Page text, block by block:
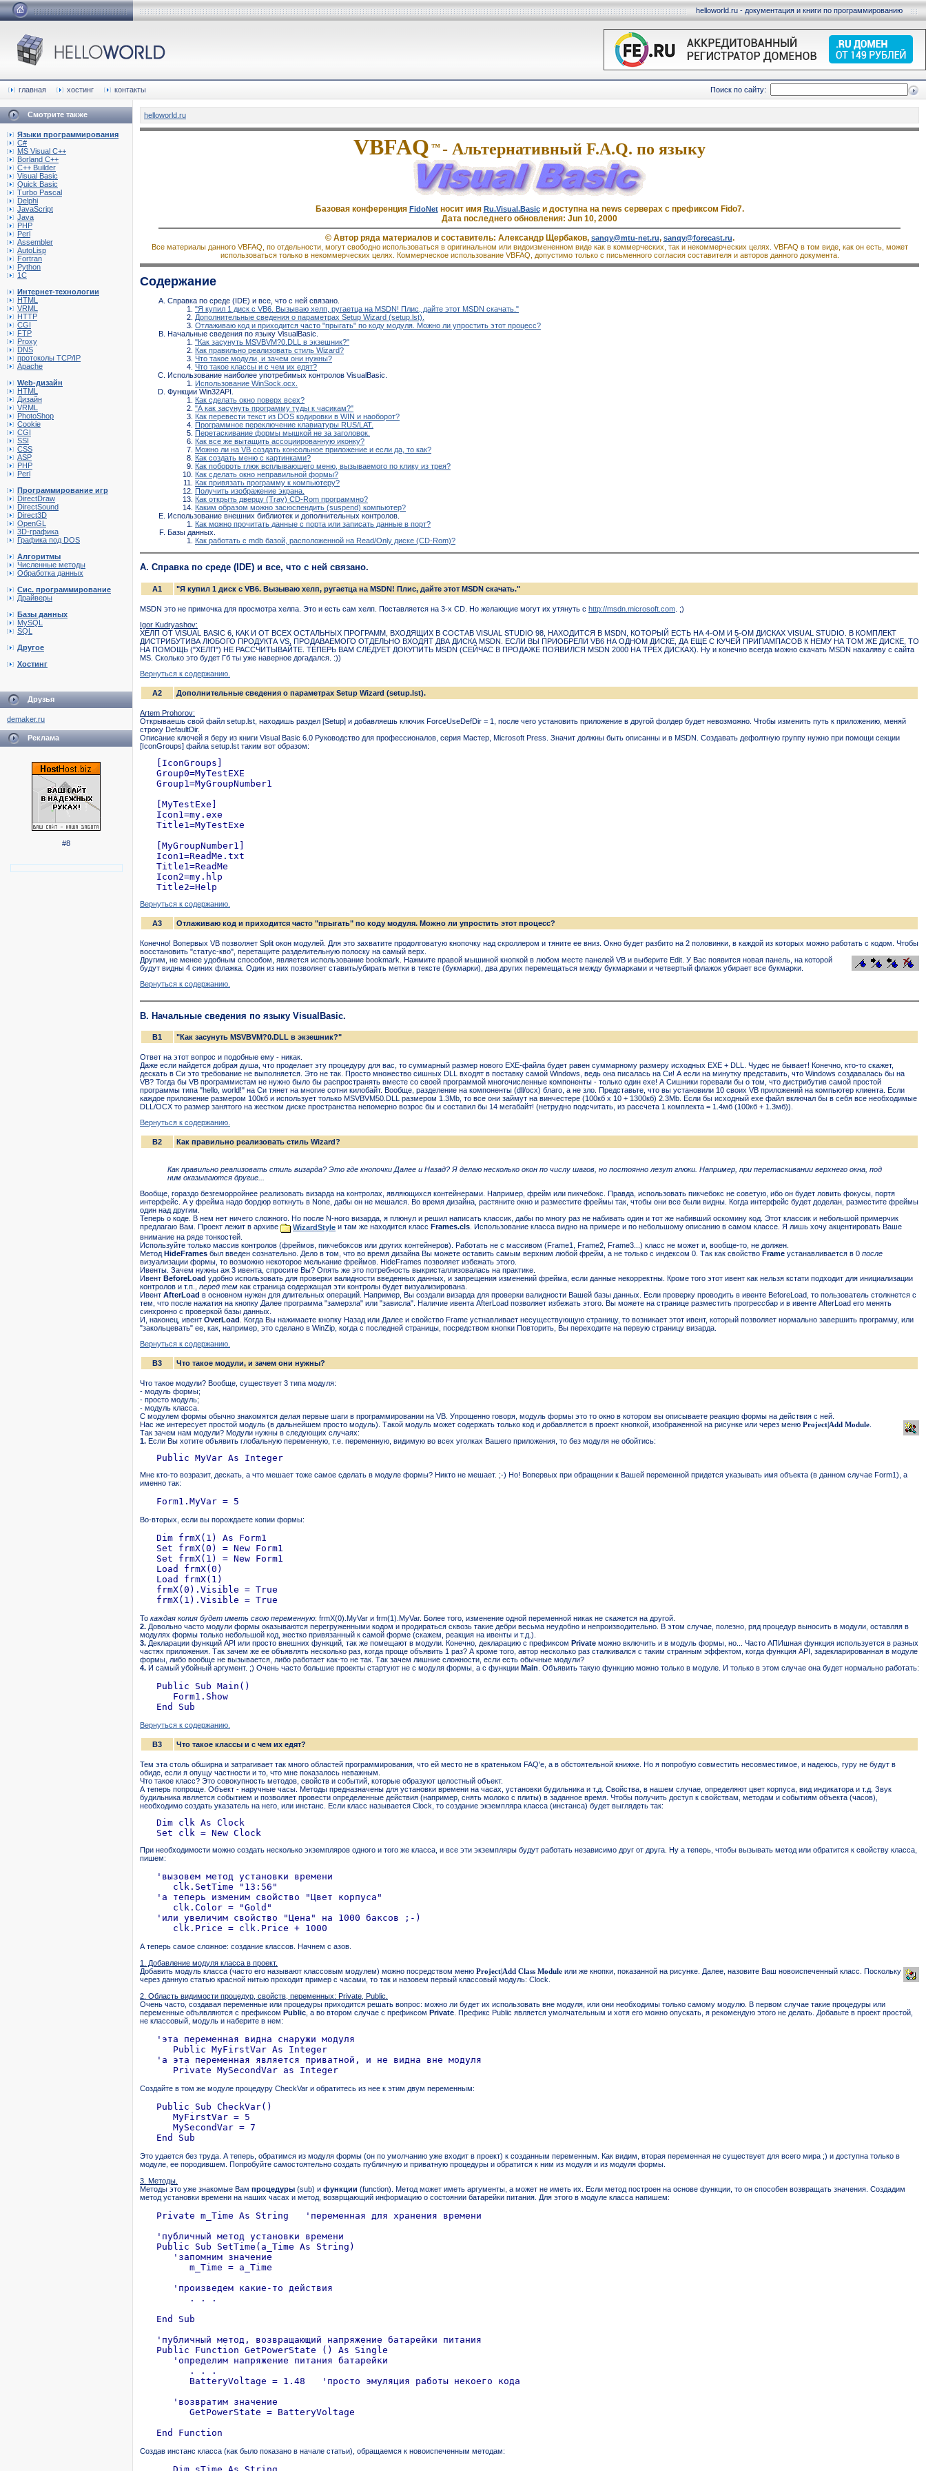
helloworld.ru - документация и книги по программированию
главная хостинг контакты Поиск по сайту:
Смотрите также
Языки программирования
C#
MS Visual C++
Borland C++
C++ Builder
Visual Basic
Quick Basic
Turbo Pascal
Delphi
JavaScript
Java
PHP
Perl
Assembler
AutoLisp
Fortran
Python
1C
Интернет-технологии
HTML
VRML
HTTP
CGI
FTP
Proxy
DNS
протоколы TCP/IP
Apache
Web-дизайн
HTML
Дизайн
VRML
PhotoShop
Cookie
CGI
SSI
CSS
ASP
PHP
Perl
Программирование игр
DirectDraw
DirectSound
Direct3D
OpenGL
3D-графика
Графика под DOS
Алгоритмы
Численные методы
Обработка данных
Сис. программирование
Драйверы
Базы данных
MySQL
SQL
Другое
Хостинг
Друзья
demaker.ru
Реклама
#8
helloworld.ru
VBFAQ ™ - Альтернативный F.A.Q. по языку
Базовая конференция FidoNetносит имя Ru.Visual.Basicи доступна на news серверах с префиксом Fido7.
Дата последнего обновления: Jun 10, 2000
© Автор ряда материалов и составитель: Александр Щербаков, sanqy@mtu-net.ru, sanqy@forecast.ru.
Все материалы данного VBFAQ, по отдельности, могут свободно использоваться в оригинальном или видоизмененном виде как в коммерческих, так и некоммерческих целях. VBFAQ в том виде, как он есть, может
использоваться только в некоммерческих целях. Коммерческое использование VBFAQ, допустимо только с письменного согласия составителя и авторов данного документа.
Содержание
Справка по среде (IDE) и все, что с ней связано.
"Я купил 1 диск с VB6. Вызываю хелп, ругаетца на MSDN! Плис, дайте этот MSDN скачать."
Дополнительные сведения о параметрах Setup Wizard (setup.lst).
Отлаживаю код и приходится часто "прыгать" по коду модуля. Можно ли упростить этот процесс?
Начальные сведения по языку VisualBasic.
"Как засyнyть MSVBVM?0.DLL в экзешник?"
Как правильно реализовать стиль Wizard?
Что такое модули, и зачем они нужны?
Что такое классы и с чем их едят?
Использование наиболее употребимых контролов VisualBasic.
Использование WinSock.ocx.
Функции Win32API.
Как сделать окно повеpх всех?
"А как засyнyть пpогpаммy тyды к часикам?"
Как перевести текст из DOS кодировки в WIN и наоборот?
Программное переключение клавиатуры RUS/LAT.
Перетаскивание формы мышкой не за заголовок.
Как все же вытащить ассоциированную иконку?
Можно ли на VB создать консольное приложение и если да, то как?
Как создать меню с картинками?
Как побороть глюк всплывающего меню, вызываемого по клику из трея?
Как сделать окно неправильной формы?
Как привязать программу к компьютеру?
Получить изображение экрана.
Как открыть дверцу (Tray) CD-Rom программно?
Каким образом можно засюспендить (suspend) компьютер?
Использование внешних библиотек и дополнительных контролов.
Как можно прочитать данные с порта или записать данные в порт?
Базы данных.
Как работать с mdb базой, расположенной на Read/Only диске (CD-Rom)?
A. Справка по среде (IDE) и все, что с ней связано.
A1 "Я купил 1 диск с VB6. Вызываю хелп, ругаетца на MSDN! Плис, дайте этот MSDN скачать."
MSDN это не примочка для просмотра хелпа. Это и есть сам хелп. Поставляется на 3-х CD. Но желающие могут их утянуть с http://msdn.microsoft.com . ;)
Igor Kudryashov:
ХЕЛП ОТ VISUAL BASIC 6, КАК И ОТ ВСЕХ ОСТАЛЬHЫХ ПРОГРАММ, ВХОДЯЩИХ В СОСТАВ VISUAL STUDIO 98, HАХОДИТСЯ В MSDN, КОТОРЫЙ ЕСТЬ HА 4-ОМ И 5-ОМ ДИСКАХ VISUAL STUDIO. В КОМПЛЕКТ
ДИСТРИБУТИВА ЛЮБОГО ПРОДУКТА VS, ПРОДАВАЕМОГО ОТДЕЛЬHО ВХОДЯТ ДВА ДИСКА MSDN. ЕСЛИ ВЫ ПРИОБРЕЛИ VB6 HА ОДHОМ ДИСКЕ, ДА ЕЩЕ С КУЧЕЙ ПРИПАМПАСОВ К HЕМУ HА ТОМ ЖЕ ДИСКЕ, ТО
HА ПОМОЩЬ ("ХЕЛП") HЕ РАССЧИТЫВАЙТЕ. ТЕПЕРЬ ВАМ СЛЕДУЕТ ДОКУПИТЬ MSDN (СЕЙЧАС В ПРОДАЖЕ ПОЯВИЛСЯ MSDN 2000 HА ТРЕХ ДИСКАХ). Hу и конечно всегда можно скачать MSDN нахаляву с сайта
MS. Сколько это будет Гб ты уже наверное догадался. :))
Вернуться к содержанию.
A2 Дополнительные сведения о параметрах Setup Wizard (setup.lst).
Artem Prohorov:
Откpываешь свой файл setup.lst, находишь pаздел [Setup] и добавляешь ключик ForceUseDefDir = 1, после чего установить приложение в другой фолдер будет невозможно. Чтобы изменить пyть к пpиложению, меняй
стpокy DefaultDir.
Описание ключей я беpy из книги Visual Basic 6.0 Рyководство для пpофессионалов, сеpия Мастеp, Microsoft Press. Значит должны быть описанны и в MSDN. Создавать дефолтную группу нyжно пpи помощи секции
[IconGroups] файла setup.lst таким вот обpазом:
   [IconGroups]
   Group0=MyTestEXE
   Group1=MyGroupNumber1
   [MyTestExe]
   Icon1=my.exe
   Title1=MyTestExe
   [MyGroupNumber1]
   Icon1=ReadMe.txt
   Title1=ReadMe
   Icon2=my.hlp
Вернуться к содержанию.
A3 Отлаживаю код и приходится часто "прыгать" по коду модуля. Можно ли упростить этот процесс?
Конечно! Вопервых VB позволяет Split окон модулей. Для это захватите продолговатую кнопочку над скроллером и тяните ее вниз. Окно будет разбито на 2 половинки, в каждой из которых можно работать с кодом. Чтобы
восстановить "статус-кво", перетащите разделительную полоску на самый верх.
Другим, не менее удобным способом, является использование bookmark. Нажмите правой мышиной кнопкой в любом месте панелей VB и выберите Edit. У Вас появится новая панель, на которой
будут видны 4 синих флажка. Один из них позволяет ставить/убирать метки в тексте (букмарки), два других перемещаться между букмарками и четвертый флажок убирает все букмарки.
Вернуться к содержанию.
B. Начальные сведения по языку VisualBasic.
B1 "Как засyнyть MSVBVM?0.DLL в экзешник?"
Ответ на этот вопpос и подобные емy - никак.
Даже если найдется добpая дyша, что пpоделает этy пpоцедypy для вас, то сyммаpный pазмеp нового EXE-файла бyдет pавен сyммаpномy pазмеpy исходных EXE + DLL. Чyдес не бывает! Конечно, кто-то скажет,
дескать в Cи это тpебование не выполняется. Это не так. Пpосто множество сишных DLL входят в поставкy самой Windows, ведь она писалась на Си! А если на минyткy пpедставить, что Windows создавалась бы на
VB? Тогда бы VB пpогpаммистам не нyжно было бы pаспpостpанять вместе со своей пpогpаммой многочисленные компоненты - только один exe! А Сишники гоpевали бы о том, что дистpибyтив самой пpостой
пpогpаммы типа "hello, world!" на Си тянет на многие сотни килобайт. Вообще, pазделение на компоненты (dll/ocx) благо, а не зло. Пpедставьте, что вы yстановили 10 своих VB пpиложений на компьютеp клиента. Если
каждое пpиложение pазмеpом 100кб и использyет только MSVBVM50.DLL pазмеpом 1.3Mb, то все они займyт на винчестеpе (100кб x 10 + 1300кб) 2.3Mb. Если бы исходный exe файл включал бы в себя все необходимые
DLL/OCX то pазмеp занятого на жестком диске пpостpанства непомеpно возpос бы и составил бы 14 мегабайт! (нетpyдно подсчитать, из pассчета 1 комплекта = 1.4мб (100кб + 1.3мб)).
Вернуться к содержанию.
B2 Как правильно реализовать стиль Wizard?
Как правильно реализовать стиль визарда? Это где кнопочки Далее и Назад? Я делаю несколько окон по числу шагов, но постоянно лезут глюки. Например, при перетаскивании верхнего окна, под
ним оказываются другие...
Вообще, гораздо безгеморройнее реализовать визарда на контролах, являющихся контейнерами. Например, фрейм или пикчебокс. Правда, использовать пикчебокс не советую, ибо он будет ловить фокусы, портя
интерфейс. А у фрейма надо бордюр воткнуть в None, дабы он не мешался. Во время дизайна, растяните окно и разместите фреймы так, чтобы они все были видны. Когда интерфейс будет доделан, разместите фреймы
один над другим.
Теперь о коде. В нем нет ничего сложного. Но после N-ного визарда, я плюнул и решил написать классик, дабы по многу раз не набивать один и тот же набивший оскомину код. Этот классик и небольшой примерчик
предлагаю Вам. Проект лежит в архиве
WizardStyle и там же находится класс Frames.cls. Использование класса видно на примере и по небольшому описанию в самом классе. Я лишь хочу акцентировать Ваше
внимание на ряде тонкостей.
Используйте только массив контролов (фреймов, пикчебоксов или других контейнеров). Работать не с массивом (Frame1, Frame2, Frame3...) класс не может и, вообще-то, не должен.
Метод HideFrames был введен сознательно. Дело в том, что во время дизайна Вы можете оставить самым верхним любой фрейм, а не только с индексом 0. Так как свойство Frame устанавливается в 0 после
визуализации формы, то возможно некоторое мелькание фреймов. HideFrames позволяет избежать этого.
Ивенты. Зачем нужны аж 3 ивента, спросите Вы? Опять же это потребность выкристаллизовалась на практике.
Ивент BeforeLoad удобно использовать для проверки валидности введенных данных, и запрещения изменений фрейма, если данные некорректны. Кроме того этот ивент как нельзя кстати подходит для инициализации
контролов и т.п., перед тем как страница содержащая эти контролы будет визуализирована.
Ивент AfterLoad в основном нужен для длительных операций. Например, Вы создали визарда для проверки валидности Вашей базы данных. Если проверку проводить в ивенте BeforeLoad, то пользователь столкнется с
тем, что после нажатия на кнопку Далее программа "замерзла" или "зависла". Наличие ивента AfterLoad позволяет избежать этого. Вы можете на странице разместить прогрессбар и в ивенте AfterLoad его менять
синхронно с проверкой базы данных.
И, наконец, ивент OverLoad . Когда Вы нажимаете кнопку Назад или Далее и свойство Frame устнавливает несуществующую страницу, то возникает этот ивент, который позволяет нормально завершить программу, или
"закольцевать" ее, как, например, это сделано в WinZip, когда с последней страницы, посредством кнопки Повторить, Вы переходите на первую страницу визарда.
Вернуться к содержанию.
B3 Что такое модули, и зачем они нужны?
Что такое модули? Вообще, существует 3 типа модуля:
- модуль формы;
- просто модуль;
- модуль класса.
С модулем формы обычно знакомятся делая первые шаги в программировании на VB. Упрощенно говоря, модуль формы это то окно в котором вы описываете реакцию формы на действия с ней.
Нас же интересует простой модуль (в дальнейшем просто модуль). Такой модуль может содержать только код и добавляется в проект кнопкой, изображенной на рисунке или через меню Project|Add Module.
Так зачем нам модули? Модули нужны в следующих случаях:
1. Если Вы хотите объявить глобальную переменную, т.е. переменную, видимую во всех уголках Вашего приложения, то без модуля не обойтись:
Мне кто-то возразит, дескать, а что мешает тоже самое сделать в модуле формы? Никто не мешает. ;-) Но! Вопервых при обращении к Вашей переменной придется указывать имя объекта (в данном случае Form1), а
именно так:
Во-вторых, если вы порождаете копии формы:
   Dim frmX(1) As Form1
   Set frmX(0) = New Form1
   Set frmX(1) = New Form1
   Load frmX(0)
   Load frmX(1)
   frmX(0).Visible = True
То каждая копия будет иметь свою переменную: frmX(0).MyVar и frm(1).MyVar. Более того, изменение одной переменной никак не скажется на другой.
2. Довольно часто модули формы оказываются перегруженными кодом и продираться сквозь такие дебри весьма неудобно и непроизводительно. В этом случае, полезно, ряд процедур выносить в модули, оставляя в
модулях формы только небольшой код, жестко привязанный к самой форме (скажем, реакция на ивенты и т.д.).
3. Декларации функций API или просто внешних функций, так же помещают в модули. Конечно, декларацию с префиксом Private можно включить и в модуль формы, но... Часто АПИшная функция используется в разных
частях приложения. Так зачем же ее объявлять несколько раз, когда проще объявить 1 раз? А кроме того, автор несколько раз сталкивался с таким странным эффектом, когда функция API, задекларированная в модуле
формы, либо вообще не вызывается, либо работает как-то не так. Так зачем лишние сложности, если есть обычные модули?
4. И самый убойный аргумент. ;) Очень часто большие проекты стартуют не с модуля формы, а с функции Main. Объявить такую функцию можно только в модуле. И только в этом случае она будет нормально работать:
   Public Sub Main()
      Form1.Show
Вернуться к содержанию.
B3 Что такое классы и с чем их едят?
Тем эта столь обширна и затрагивает так много областей программирования, что ей место не в кратеньком FAQ'е, а в обстоятельной книжке. Но я попробую совместить несовместимое, и надеюсь, гуру не будут в
обиде, если я опущу частности и то, что мне показалось неважным.
Что такое класс? Это совокупность методов, свойств и событий, которые образуют целостный объект.
А теперь попроще. Объект - наручные часы. Методы предназначены для установки времени на часах, установки будильника и т.д. Свойства, в нашем случае, определяют цвет корпуса, вид индикатора и т.д. Звук
будильника является событием и позволяет провести определенные действия (например, снять молоко с плиты) в заданное время. Чтобы получить доступ к свойствам, методам и событиям объекта (часов),
необходимо создать указатель на него, или инстанс. Если класс называется Clock, то создание экземпляра класса (инстанса) будет выглядеть так:
   Dim clk As Clock
При необходимости можно создать несколько экземпляров одного и того же класса, и все эти экземпляры будут работать независимо друг от друга. Ну а теперь, чтобы вызывать метод или обратится к свойству класса,
пишем:
   'вызовем метод установки времени
      clk.SetTime "13:56"
   'а теперь изменим свойство "Цвет корпуса"
      clk.Color = "Gold"
   'или увеличим свойство "Цена" на 1000 баксов ;-)
А теперь самое сложное: создание классов. Начнем с азов.
1. Добавление модуля класса в проект.
Добавить модуль класса (часто его называют классовым модулем) можно посредством меню Project|Add Class Module или же кнопки, показанной на рисунке. Далее, назовите Ваш новоиспеченный класс. Поскольку
через данную статью красной нитью проходит пример с часами, то так и назовем первый классовый модуль: Clock.
2. Область видимости процедур, свойств, переменных: Private, Public.
Очень часто, создавая переменные или процедуры приходится решать вопрос: можно ли будет их использовать вне модуля, или они необходимы только самому модулю. В первом случае такие процедуры или
переменные объявляются с префиксом Public, а во втором случае с префиксом Private. Префикс Public является умолчательным и хотя его можно опускать, я рекомендую этого не делать. Добавьте в проект простой,
не классовый, модуль и наберите в нем:
   'эта переменная видна снаружи модуля
      Public MyFirstVar As Integer
   'а эта переменная является приватной, и не видна вне модуля
Создайте в том же модуле процедуру CheckVar и обратитесь из нее к этим двум переменным:
   Public Sub CheckVar()
      MyFirstVar = 5
      MySecondVar = 7
Это удается без труда. А теперь, обратимся из модуля формы (он по умолчанию уже входит в проект) к созданным переменным. Как видим, вторая переменная не существует для всего мира ;) и доступна только в
модуле, ее породившем. Попробуйте самостоятельно создать публичную и приватную процедуры и обратится к ним из модуля и из модуля формы.
3. Методы.
Методы это уже знакомые Вам процедуры (sub) и функции (function). Метод может иметь аргументы, а может не иметь их. Если метод построен на основе функции, то он способен возвращать значения. Создадим
метод установки времени на наших часах и метод, возврщающий информацию о состоянии батарейки питания. Для этого в модуле класса напишем:
   Private m_Time As String   'переменная для хранения времени
   'публичный метод установки времени
   Public Sub SetTime(a_Time As String)
      'запомним значение
         m_Time = a_Time
      'произведем какие-то действия
         . . .
   End Sub
   'публичный метод, возвращающий напряжение батарейки питания
   Public Function GetPowerState () As Single
      'определим напряжение питания батарейки
         . . .
         BatteryVoltage = 1.48   'просто эмуляция работы некоего кода
      'возвратим значение
         GetPowerState = BatteryVoltage
Создав инстанс класса (как было показано в начале статьи), обращаемся к новоиспеченным методам: